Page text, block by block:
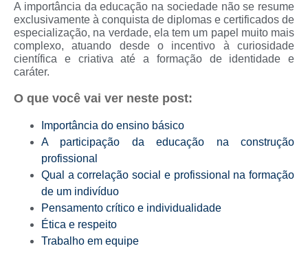
A importância da educação na sociedade não se resume
exclusivamente à conquista de diplomas e certificados de
especialização, na verdade, ela tem um papel muito mais
complexo, atuando desde o incentivo à curiosidade
científica e criativa até a formação de identidade e
caráter.
O que você vai ver neste post:
Importância do ensino básico
A participação da educação na construção
profissional
Qual a correlação social e profissional na formação
de um indivíduo
Pensamento crítico e individualidade
Ética e respeito
Trabalho em equipe